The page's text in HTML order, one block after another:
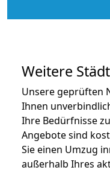
Weitere
Unsere geprüften
Ihnen
Ihre Bedürfnisse
Angebote sind
Sie einen Umzug
außerhalb Ihres